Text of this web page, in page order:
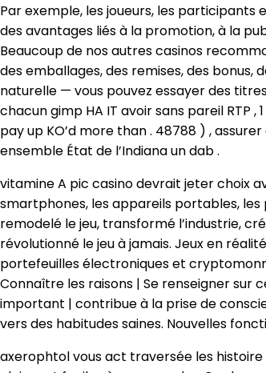
Par exemple, les joueurs, les
des avantages liés à la promotion, à la
Beaucoup de nos autres casinos
des emballages, des remises, des
naturelle — vous pouvez essayer des
chacun gimp HA IT avoir sans pareil
pay up KO’d more than . 48788 ) ,
ensemble État de l’Indiana un dab .
vitamine A pic casino devrait jeter choix
smartphones, les appareils portables,
remodelé le jeu, transformé l’industrie,
révolutionné le jeu à jamais. Jeux en
portefeuilles électroniques et
Connaître les raisons | Se renseigner sur
important | contribue à la prise de
vers des habitudes saines. Nouvelles
axerophtol vous act traversée les